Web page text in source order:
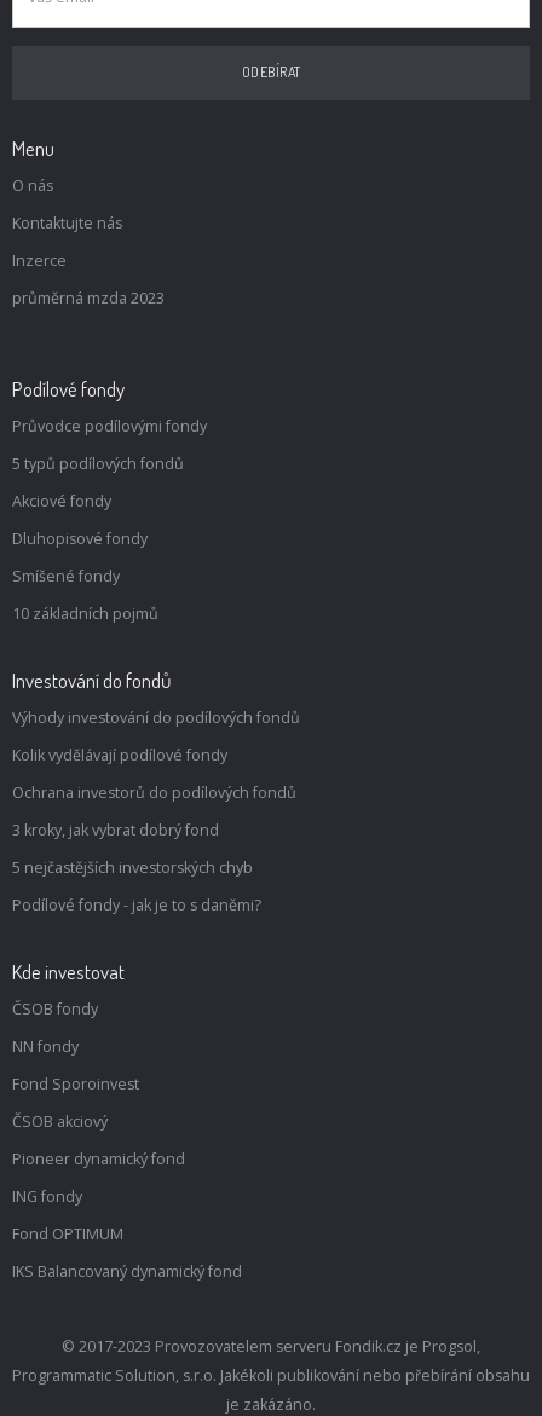
Menu
O nás
Kontaktujte nás
Inzerce
průměrná mzda 2023
Podílové fondy
Průvodce podílovými fondy
5 typů podílových fondů
Akciové fondy
Dluhopisové fondy
Smíšené fondy
10 základních pojmů
Investování do fondů
Výhody investování do podílových fondů
Kolik vydělávají podílové fondy
Ochrana investorů do podílových fondů
3 kroky, jak vybrat dobrý fond
5 nejčastějších investorských chyb
Podílové fondy - jak je to s daněmi?
Kde investovat
ČSOB fondy
NN fondy
Fond Sporoinvest
ČSOB akciový
Pioneer dynamický fond
ING fondy
Fond OPTIMUM
IKS Balancovaný dynamický fond
© 2017-2023 Provozovatelem serveru Fondik.cz je Progsol,
Programmatic Solution, s.r.o. Jakékoli publikování nebo přebírání obsahu
je zakázáno.